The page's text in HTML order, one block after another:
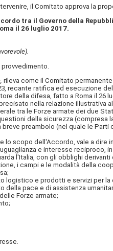
il Comitato approva la
tra il Governo della
il 26 luglio 2017.
rileva come il Comitato
recante ratifica ed esecuzione
della difesa, fatto a Roma il 26
nella relazione illustrativa
tra le Forze armate dei due
della sicurezza (compresa
preambolo (nel quale le Parti
scopo dell'Accordo, vale a dire
e interesse reciproco,
l'Italia, con gli obblighi
i campi e le modalità della
e prodotti e servizi per la
pace e di assistenza
Forze armate;